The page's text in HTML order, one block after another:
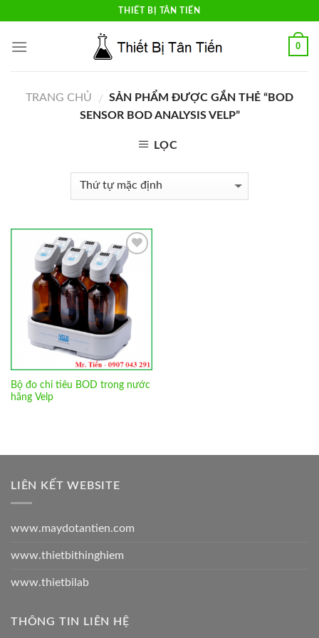
content
THIẾT BỊ TÂN TIẾN
0
TRANG CHỦ / SẢN PHẨM ĐƯỢC GẮN THẺ “BOD
SENSOR BOD ANALYSIS VELP”
LỌC
Add to
Wishlist
Bộ đo chỉ tiêu BOD trong nước
hãng Velp
LIÊN KẾT WEBSITE
www.maydotantien.com
www.thietbithinghiem
www.thietbilab
THÔNG TIN LIÊN HỆ